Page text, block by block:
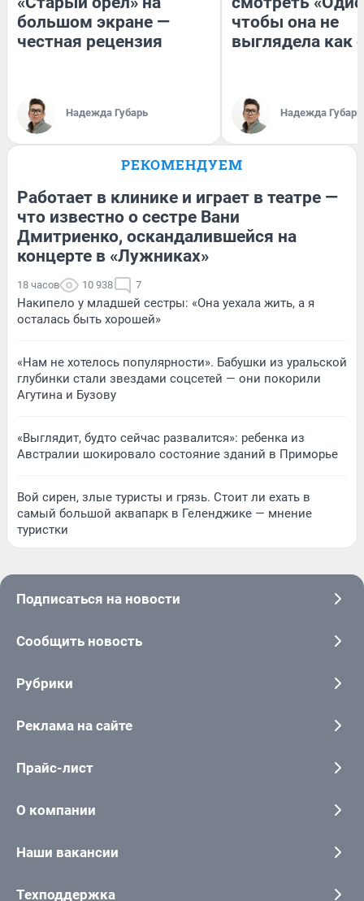
большом экране —
честная рецензия
Надежда Губарь
чтобы она не
выглядела как
Надежда Губарь
РЕКОМЕНДУЕМ
Работает в клинике и играет в театре —
что известно о сестре Вани
Дмитриенко, оскандалившейся на
концерте в «Лужниках»
18 часов 10 938 7
Накипело у младшей сестры: «Она уехала жить, а я
осталась быть хорошей»
«Нам не хотелось популярности». Бабушки из уральской
глубинки стали звездами соцсетей — они покорили
Агутина и Бузову
«Выглядит, будто сейчас развалится»: ребенка из
Австралии шокировало состояние зданий в Приморье
Вой сирен, злые туристы и грязь. Стоит ли ехать в
самый большой аквапарк в Геленджике — мнение
туристки
Подписаться на новости
Сообщить новость
Рубрики
Реклама на сайте
Прайс-лист
О компании
Наши вакансии
Техподдержка